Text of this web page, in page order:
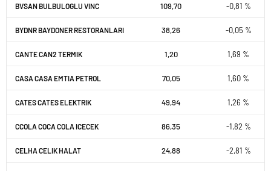
BVSAN BULBULOGLU VINC 109,70 -0,81 %
BYDNR BAYDONER RESTORANLARI 38,26 -0,05 %
CANTE CAN2 TERMIK 1,20 1,69 %
CASA CASA EMTIA PETROL 70,05 1,60 %
CATES CATES ELEKTRIK 49,94 1,26 %
CCOLA COCA COLA ICECEK 86,35 -1,82 %
CELHA CELIK HALAT 24,88 -2,81 %